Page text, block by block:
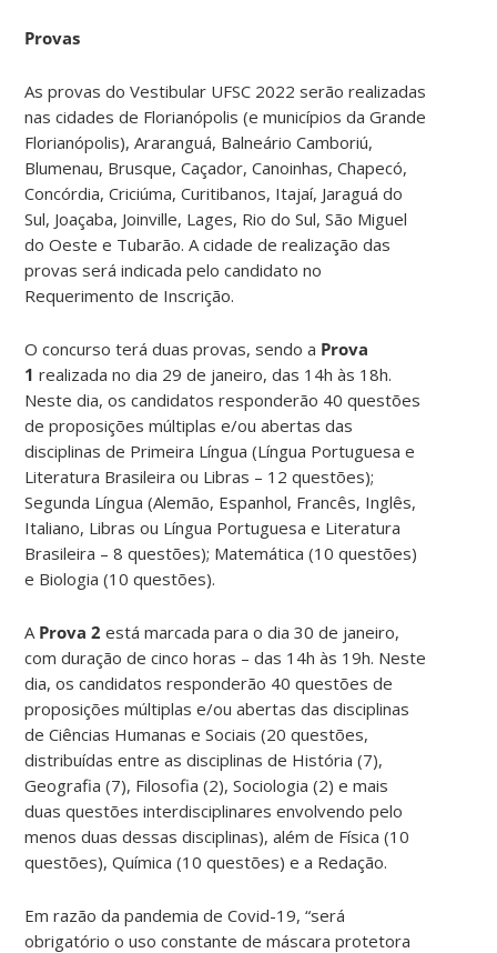
Provas
As provas do Vestibular UFSC 2022 serão realizadas
nas cidades de Florianópolis (e municípios da Grande
Florianópolis), Araranguá, Balneário Camboriú,
Blumenau, Brusque, Caçador, Canoinhas, Chapecó,
Concórdia, Criciúma, Curitibanos, Itajaí, Jaraguá do
Sul, Joaçaba, Joinville, Lages, Rio do Sul, São Miguel
do Oeste e Tubarão. A cidade de realização das
provas será indicada pelo candidato no
Requerimento de Inscrição.
O concurso terá duas provas, sendo a Prova
1 realizada no dia 29 de janeiro, das 14h às 18h.
Neste dia, os candidatos responderão 40 questões
de proposições múltiplas e/ou abertas das
disciplinas de Primeira Língua (Língua Portuguesa e
Literatura Brasileira ou Libras – 12 questões);
Segunda Língua (Alemão, Espanhol, Francês, Inglês,
Italiano, Libras ou Língua Portuguesa e Literatura
Brasileira – 8 questões); Matemática (10 questões)
e Biologia (10 questões).
A Prova 2 está marcada para o dia 30 de janeiro,
com duração de cinco horas – das 14h às 19h. Neste
dia, os candidatos responderão 40 questões de
proposições múltiplas e/ou abertas das disciplinas
de Ciências Humanas e Sociais (20 questões,
distribuídas entre as disciplinas de História (7),
Geografia (7), Filosofia (2), Sociologia (2) e mais
duas questões interdisciplinares envolvendo pelo
menos duas dessas disciplinas), além de Física (10
questões), Química (10 questões) e a Redação.
Em razão da pandemia de Covid-19, “será
obrigatório o uso constante de máscara protetora